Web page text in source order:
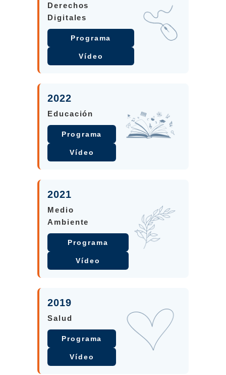
Derechos
Digitales
Programa
Vídeo
2022
Educación
Programa
Vídeo
2021
Medio
Ambiente
Programa
Vídeo
2019
Salud
Programa
Vídeo